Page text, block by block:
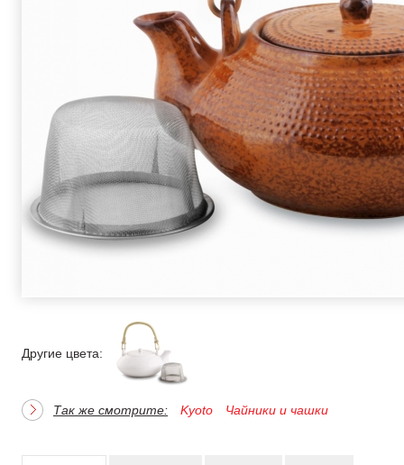
Другие цвета:
Так же смотрите: Kyoto Чайники и чашки